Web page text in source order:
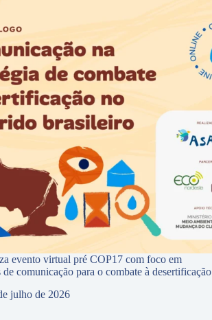
evento virtual pré COP17 com foco em
de comunicação para o combate à desertificação
julho de 2026